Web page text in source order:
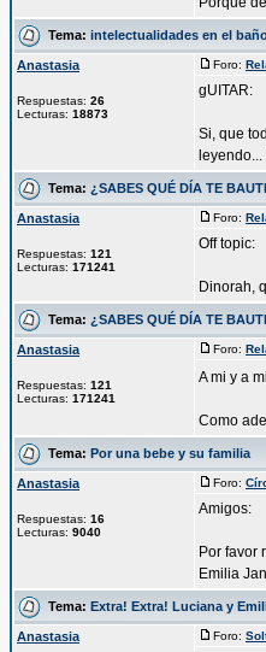
Tema: intelectualidades en el
Anastasia
Respuestas: 26
Lecturas: 18873
Foro:
gUITAR:
Si, que
Tema: ¿SABES QUÉ DÍA TE
Anastasia
Respuestas: 121
Lecturas: 171241
Foro:
Off topic:
Dinorah,
Tema: ¿SABES QUÉ DÍA TE
Anastasia
Respuestas: 121
Lecturas: 171241
Foro:
A mi y a
Como
Tema: Por una bebe y su familia
Anastasia
Respuestas: 16
Lecturas: 9040
Foro:
Amigos:
Por favor
Emilia
Tema: Extra! Extra! Luciana y
Anastasia Foro: